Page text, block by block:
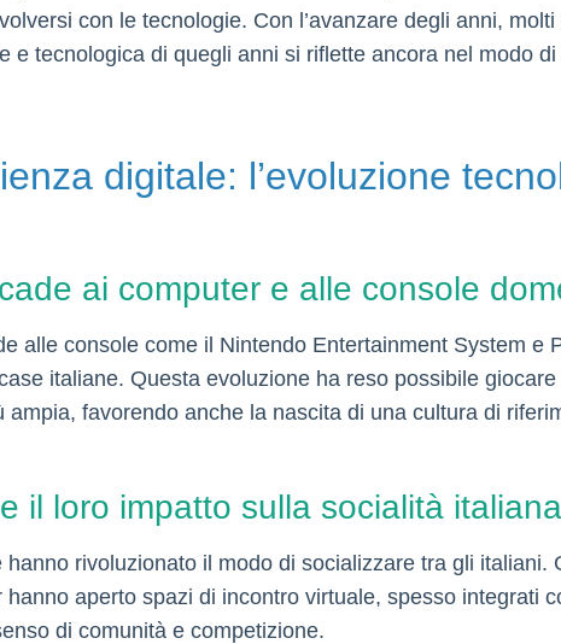
con le tecnologie. Con l’avanzare degli anni, molti
e tecnologica di quegli anni si riflette ancora nel modo di
digitale: l’evoluzione
ai computer e alle console
alle console come il Nintendo Entertainment System e
italiane. Questa evoluzione ha reso possibile
favorendo anche la nascita di una cultura di
il loro impatto sulla socialità italiana
rivoluzionato il modo di socializzare tra gli italiani.
aperto spazi di incontro virtuale, spesso integrati
di comunità e competizione.